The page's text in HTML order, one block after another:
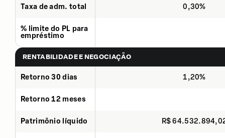
Taxa de adm. total 0,30%
% limite do PL para
empréstimo
RENTABILIDADE E NEGOCIAÇÃO
Retorno 30 dias 1,20%
Retorno 12 meses
Patrimônio líquido R$